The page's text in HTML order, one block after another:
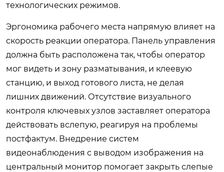
технологических режимов.
Эргономика рабочего места напрямую влияет на
скорость реакции оператора. Панель управления
должна быть расположена так, чтобы оператор
мог видеть и зону разматывания, и клеевую
станцию, и выход готового листа, не делая
лишних движений. Отсутствие визуального
контроля ключевых узлов заставляет оператора
действовать вслепую, реагируя на проблемы
постфактум. Внедрение систем
видеонаблюдения с выводом изображения на
центральный монитор помогает закрыть слепые